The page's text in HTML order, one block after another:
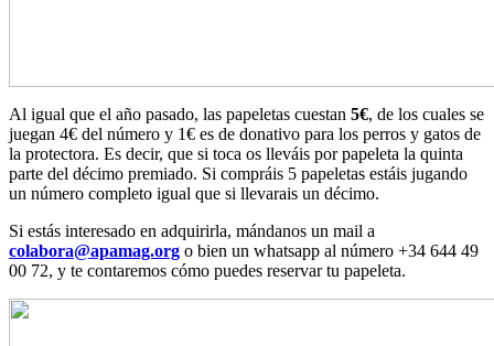
Al igual que el año pasado, las papeletas cuestan 5€, de los cuales se
juegan 4€ del número y 1€ es de donativo para los perros y gatos de
la protectora. Es decir, que si toca os lleváis por papeleta la quinta
parte del décimo premiado. Si compráis 5 papeletas estáis jugando
un número completo igual que si llevarais un décimo.
Si estás interesado en adquirirla, mándanos un mail a
colabora@apamag.org o bien un whatsapp al número +34 644 49
00 72, y te contaremos cómo puedes reservar tu papeleta.